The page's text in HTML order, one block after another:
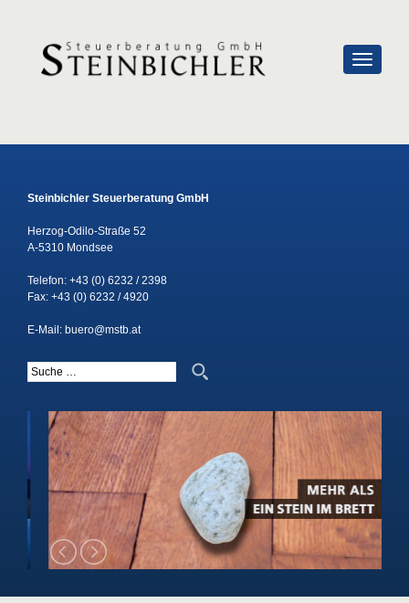
Steinbichler Steuerberatung GmbH
Herzog-Odilo-Straße 52
A-5310 Mondsee
Telefon: +43 (0) 6232 / 2398
Fax: +43 (0) 6232 / 4920
E-Mail: buero@mstb.at
Suche nach: